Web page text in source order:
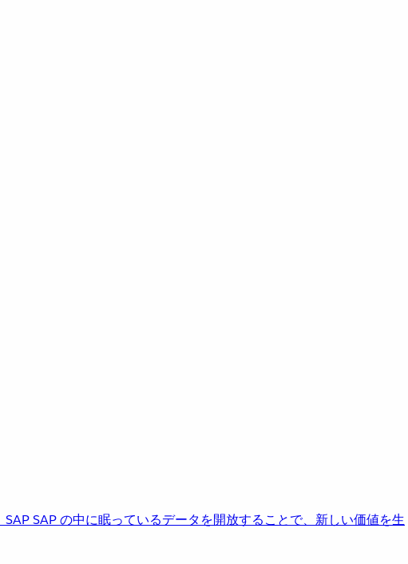
SAPSAP の中に眠っているデータを開放することで、新しい価値を生